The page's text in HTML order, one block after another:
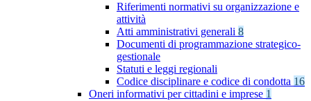
Riferimenti normativi su organizzazione e
attività
Atti amministrativi generali 8
Documenti di programmazione strategico-
gestionale
Statuti e leggi regionali
Codice disciplinare e codice di condotta 16
Oneri informativi per cittadini e imprese 1